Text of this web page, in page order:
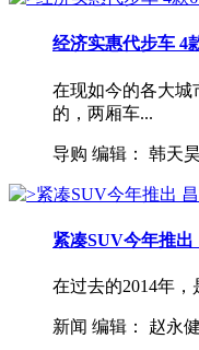
经济实惠代步车 4
在现如今的各大城
的，两厢车...
导购 编辑： 韩天昊
紧凑SUV今年推
在过去的2014年
新闻 编辑： 赵永健